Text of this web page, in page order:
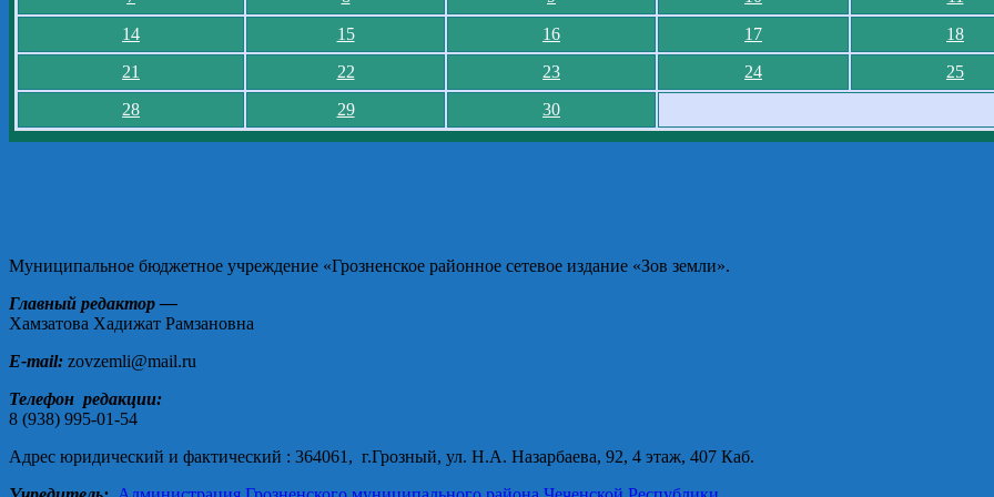
14
15 16 17 18
21
22 23 24 25
28
29 30
Муниципальное бюджетное учреждение «Грозненское районное сетевое издание «Зов земли».
Главный редактор —
Хамзатова Хадижат Рамзановна
E-mail: zovzemli@mail.ru
Телефон редакции:
8 (938) 995-01-54
Адрес юридический и фактический : 364061, г.Грозный, ул. Н.А. Назарбаева, 92, 4 этаж, 407 Каб.